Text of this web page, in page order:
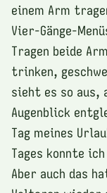
einem Arm
Vier-Gänge-
Tragen beide
trinken,
sieht es so aus,
Augenblick
Tag meines
Tages konnte
Aber auch das